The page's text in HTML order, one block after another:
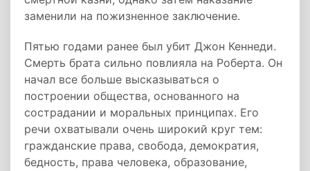
заменили на пожизненное заключение.
Пятью годами ранее был убит Джон Кеннеди.
Смерть брата сильно повлияла на Роберта. Он
начал все больше высказываться о
построении общества, основанного на
сострадании и моральных принципах. Его
речи охватывали очень широкий круг тем:
гражданские права, свобода, демократия,
бедность, права человека, образование,